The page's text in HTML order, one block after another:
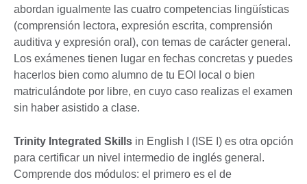
abordan igualmente las cuatro competencias lingüísticas
(comprensión lectora, expresión escrita, comprensión
auditiva y expresión oral), con temas de carácter general.
Los exámenes tienen lugar en fechas concretas y puedes
hacerlos bien como alumno de tu EOI local o bien
matriculándote por libre, en cuyo caso realizas el examen
sin haber asistido a clase.
Trinity Integrated Skills in English I (ISE I) es otra opción
para certificar un nivel intermedio de inglés general.
Comprende dos módulos: el primero es el de